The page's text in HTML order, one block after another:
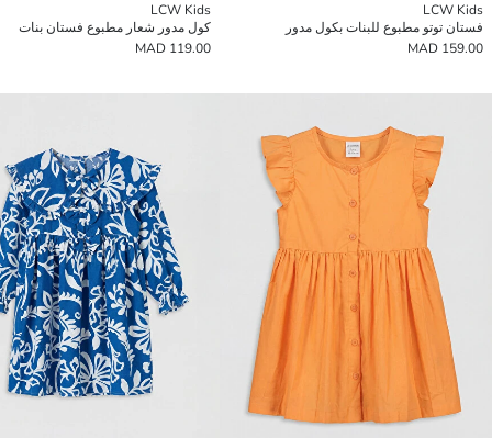
LCW Kids
فستان توتو مطبوع للبنات بكول مدور
159.00 MAD
LCW Kids
كول مدور شعار مطبوع فستان بنات
119.00 MAD